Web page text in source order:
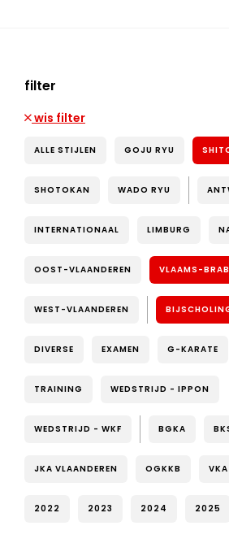
filter
wis filter
ALLE STIJLEN GOJU RYU
SHOTOKAN WADO RYU
INTERNATIONAAL LIMBURG
OOST-VLAANDEREN VLAAMS-
WEST-VLAANDEREN
DIVERSE EXAMEN G-KARATE
TRAINING WEDSTRIJD - IPPON
WEDSTRIJD - WKF BGKA
JKA VLAANDEREN OGKKB VKA
2022 2023 2024 2025